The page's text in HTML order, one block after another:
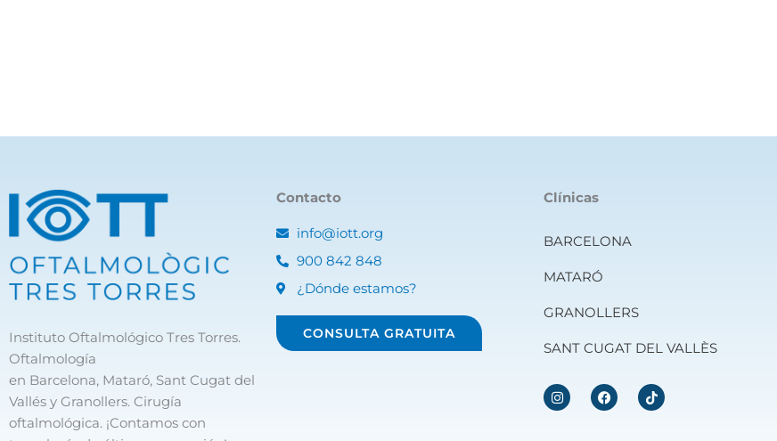
Instituto Oftalmológico Tres Torres.
Oftalmología
en Barcelona, Mataró, Sant Cugat del
Vallés y Granollers. Cirugía
oftalmológica. ¡Contamos con
Contacto
info@iott.org
900 842 848
¿Dónde estamos?
CONSULTA GRATUITA
Clínicas
BARCELONA
MATARÓ
GRANOLLERS
SANT CUGAT DEL VALLÈS
I
n
F
a